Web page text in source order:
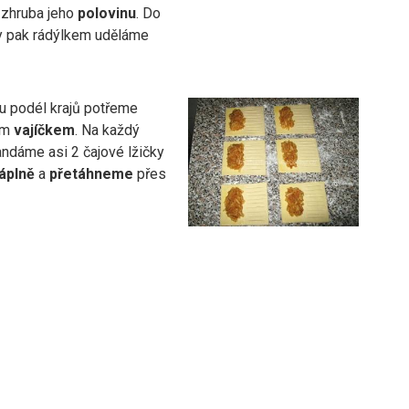
jeho polovinu. Do
pak rádýlkem uděláme
podél krajů potřeme
vajíčkem. Na každý
asi 2 čajové lžičky
a přetáhneme přes